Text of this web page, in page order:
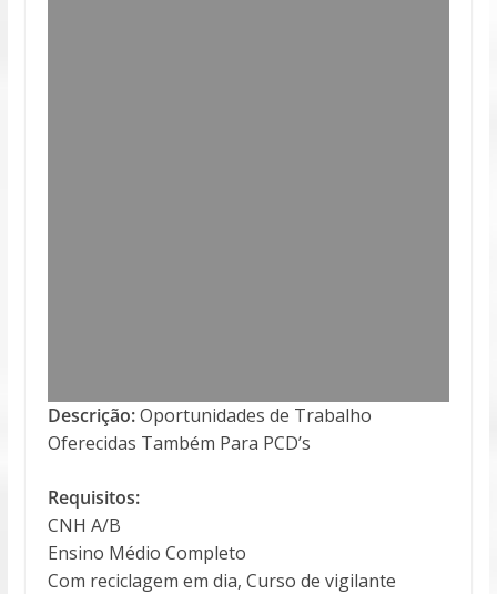
Descrição:Oportunidades de Trabalho
Oferecidas Também Para PCD’s
Requisitos:
CNH A/B
Ensino Médio Completo
Com reciclagem em dia, Curso de vigilante